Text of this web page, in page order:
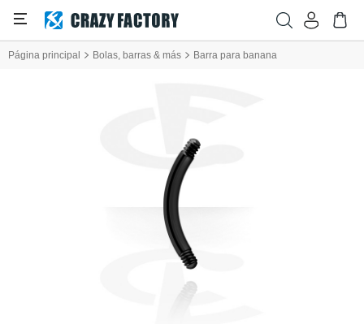
Página principal Bolas, barras & más Barra para banana